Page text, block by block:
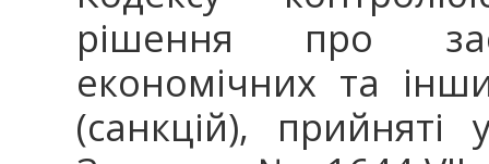
рішення про
економічних та
(санкцій), прийняті